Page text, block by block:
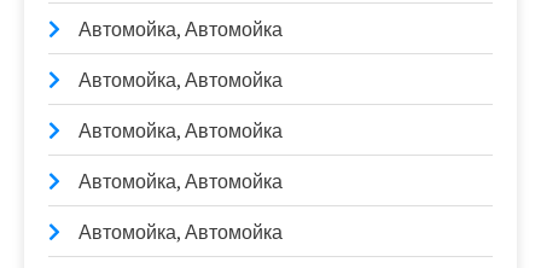
Автомойка, Автомойка
Автомойка, Автомойка
Автомойка, Автомойка
Автомойка, Автомойка
Автомойка, Автомойка